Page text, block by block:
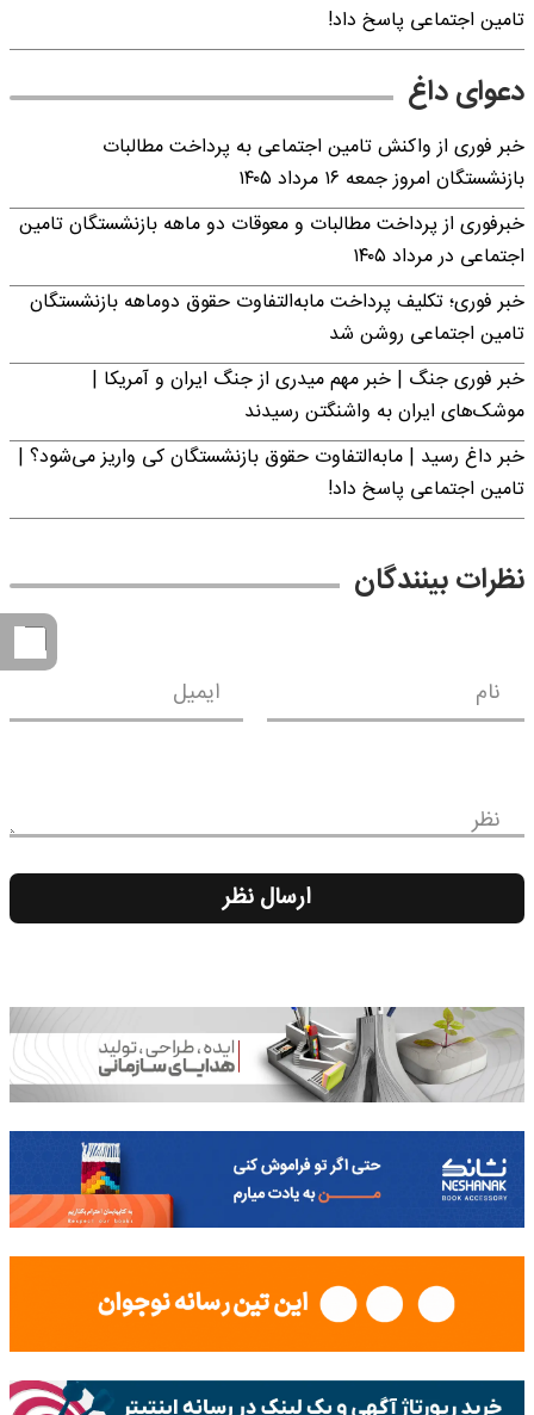
تامین اجتماعی پاسخ داد!
دعوای داغ
خبر فوری از واکنش تامین اجتماعی به پرداخت مطالبات
بازنشستگان امروز جمعه ۱۶ مرداد ۱۴۰۵
خبرفوری از پرداخت مطالبات و معوقات دو ماهه بازنشستگان تامین
اجتماعی در مرداد ۱۴۰۵
خبر فوری؛ تکلیف پرداخت مابه‌التفاوت حقوق دوماهه بازنشستگان
تامین اجتماعی روشن شد
خبر فوری جنگ | خبر مهم میدری از جنگ ایران و آمریکا |
موشک‌های ایران به واشنگتن رسیدند
خبر داغ رسید | مابه‌التفاوت حقوق بازنشستگان کی واریز می‌شود؟ |
تامین اجتماعی پاسخ داد!
نظرات بینندگان
نام ایمیل
نظر
ارسال نظر